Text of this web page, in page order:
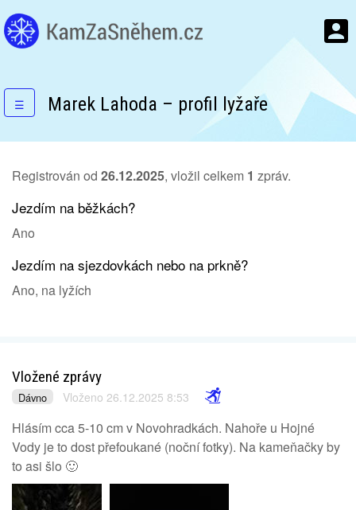
☰ Marek Lahoda – profil lyžaře
Registrován od 26.12.2025, vložil celkem 1 zpráv.
Jezdím na běžkách?
Ano
Jezdím na sjezdovkách nebo na prkně?
Ano, na lyžích
Vložené zprávy
Dávno Vloženo 26.12.2025 8:53
Hlásím cca 5-10 cm v Novohradkách. Nahoře u Hojné
Vody je to dost přefoukané (noční fotky). Na kameňačky by
to asi šlo 🙂